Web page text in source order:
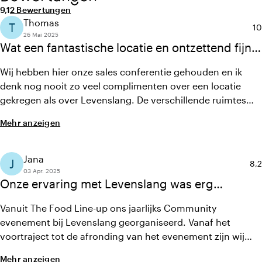
Durchschnittliche Bewertung von 9,1 von 10
9,1Anzahl der Bewertungen: 2
2 Bewertungen
Wat een fantastische locatie en ontzettend fijne
flexibel zijn!
T Thomas
26 Mai 2025
10
Wij hebben hier onze sales conferentie gehouden en ik
denk nog nooit zo veel complimenten over een locatie
gekregen als over Levenslang. De verschillende ruimtes
fantastische ruimte staat er ook een fantastisch team klaar
misschien wel veeleisend geweest, maar er werd overal in
meegedacht!
Mehr anzeigen
Onze ervaring met Levenslang was erg
meedenkend team en een fijne samenwerking
van begin tot eind
J Jana
03 Apr. 2025
8,2
Vanuit The Food Line-up ons jaarlijks Community
evenement bij Levenslang georganiseerd. Vanaf het
voortraject tot de afronding van het evenement zijn wij
Mehr anzeigen